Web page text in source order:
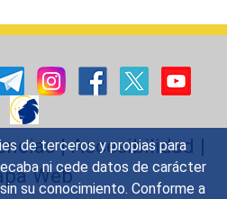
de terceros y propias para
ni cede datos de carácter
su conocimiento. Conforme a
|Accesibilidad |
Web